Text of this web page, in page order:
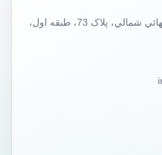
تهران، خيابان شيخ بهائي شمالي، پلاک 73، طبقه اول،